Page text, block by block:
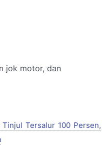
jok motor, dan
Tinjul Tersalur 100 Persen,